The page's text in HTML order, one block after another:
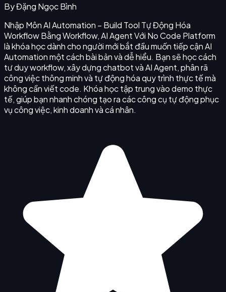
ByĐặng Ngọc Bình
Nhập Môn AI Automation – Build Tool Tự Động Hóa
Workflow Bằng Workflow, AI Agent Với No Code Platform
là khóa học dành cho người mới bắt đầu muốn tiếp cận AI
Automation một cách bài bản và dễ hiểu. Bạn sẽ học cách
tư duy workflow, xây dựng chatbot và AI Agent, phân rã
công việc thông minh và tự động hóa quy trình thực tế mà
không cần viết code. Khóa học tập trung vào demo thực
tế, giúp bạn nhanh chóng tạo ra các công cụ tự động phục
vụ công việc, kinh doanh và cá nhân.